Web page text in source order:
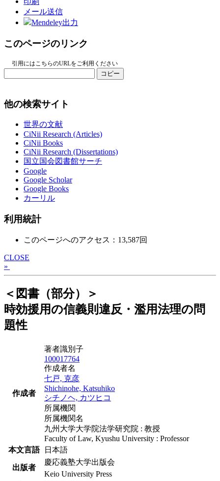
メール送信
Mendeley出力
このページのリンク
引用にはこちらのURLをご利用ください
コピー
他の検索サイト
世界の文献
CiNii Research (Articles)
CiNii Books
CiNii Research (Dissertations)
国立国会図書館サーチ
Google
Google Scholar
Google Books
カーリル
利用統計
このページへのアクセス：13,587回
CLOSE
»
＜図書（部分）＞
時効援用の信義則違反・濫用法理の問
題性
作成者
著者識別子
100017764
作成者名
七戸, 克彦
Shichinohe, Katsuhiko
シチノヘ, カツヒコ
所属機関
所属機関名
九州大学大学院法学研究院 : 教授
Faculty of Law, Kyushu University : Professor
本文言語
日本語
出版者
慶応義塾大学出版会
Keio University Press